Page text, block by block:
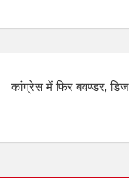
कांग्रेस में फिर बवण्डर,